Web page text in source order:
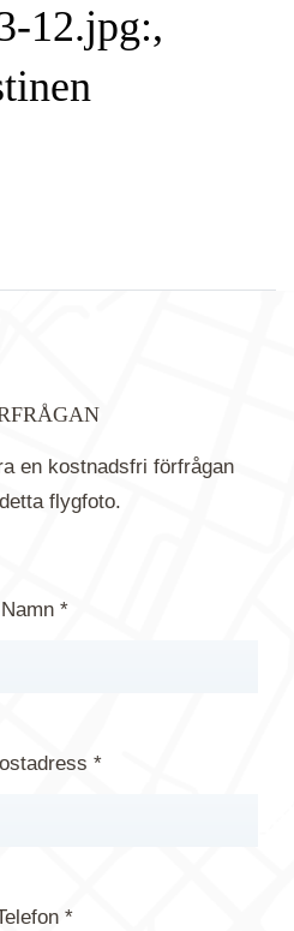
12.jpg:,
en kostnadsfri förfrågan
flygfoto.
Namn *
*
*